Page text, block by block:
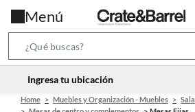
Menú
Bar
location-
Ingresa tu ubicación
Home Muebles y Organización - Muebles
Sala